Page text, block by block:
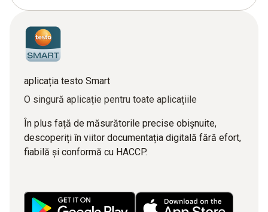
aplicația testo Smart
O singură aplicație pentru toate aplicațiile
În plus față de măsurătorile precise obișnuite,
descoperiți în viitor documentația digitală fără efort,
fiabilă și conformă cu HACCP.